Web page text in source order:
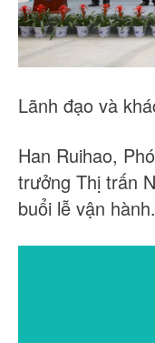
Lãnh đạo và
Han Ruihao,
trưởng Thị trấn
buổi lễ vận hành.